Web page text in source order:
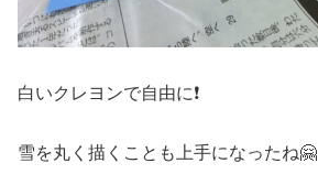
白いクレヨンで自由に❗
雪を丸く描くことも上手になったね🤗